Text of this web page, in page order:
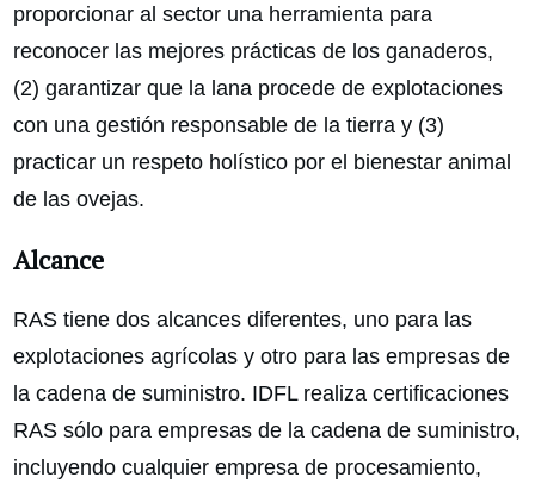
proporcionar al sector una herramienta para
reconocer las mejores prácticas de los ganaderos,
(2) garantizar que la lana procede de explotaciones
con una gestión responsable de la tierra y (3)
practicar un respeto holístico por el bienestar animal
de las ovejas.
Alcance
RAS tiene dos alcances diferentes, uno para las
explotaciones agrícolas y otro para las empresas de
la cadena de suministro. IDFL realiza certificaciones
RAS sólo para empresas de la cadena de suministro,
incluyendo cualquier empresa de procesamiento,